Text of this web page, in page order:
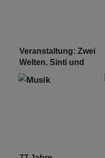
Veranstaltung: Zwei
Welten. Sinti und
Roma